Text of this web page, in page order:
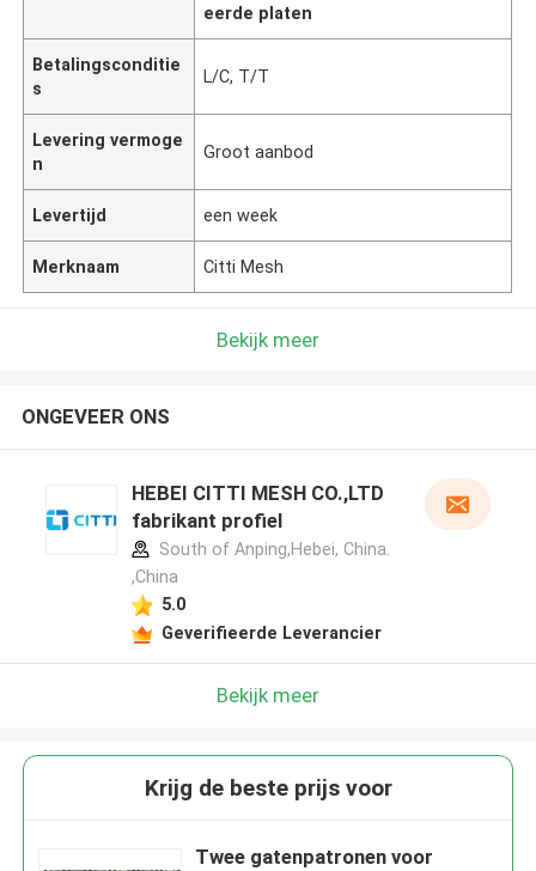
eerde platen
Betalingsconditie
s
L/C, T/T
Levering vermoge
n
Groot aanbod
Levertijd een week
Merknaam Citti Mesh
Bekijk meer
ONGEVEER ONS
HEBEI CITTI MESH CO.,LTD
fabrikant profiel
South of Anping,Hebei, China.
,China
5.0
Geverifieerde Leverancier
Bekijk meer
Krijg de beste prijs voor
Twee gatenpatronen voor